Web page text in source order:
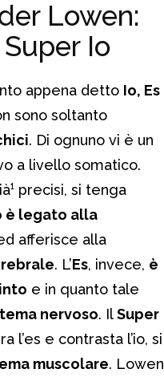
Lowen:
Super Io
appena detto Io, Es
sono soltanto
. Di ognuno vi è un
a livello somatico.
precisi, si tenga
è legato alla
afferisce alla
. L’Es, invece, è
e in quanto tale
nervoso. IlSuper
l’es e contrasta l’io, si
muscolare. Lowen